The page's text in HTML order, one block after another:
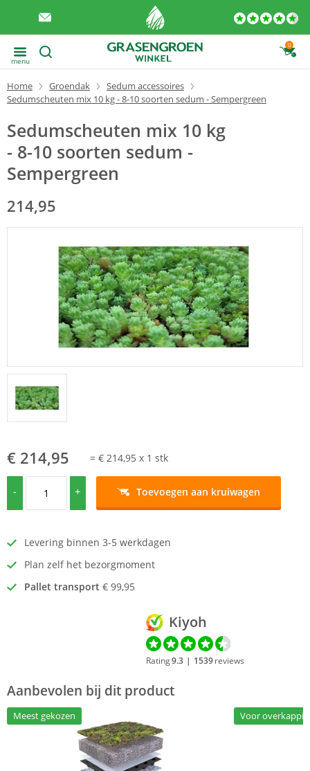
menu
0
Home Groendak
Sedum accessoires
Sedumscheuten mix 10 kg - 8-10 soorten sedum - Sempergreen
Sedumscheuten mix 10 kg
- 8-10 soorten sedum -
Sempergreen
214,95
€ 214,95 = € 214,95 x 1 stk
- + Toevoegen aan kruiwagen
Levering binnen 3-5 werkdagen
Plan zelf het bezorgmoment
Pallet transport € 99,95
Kiyoh
Rating9.3 | 1539reviews
Aanbevolen bij dit product
Meest gekozen Voor